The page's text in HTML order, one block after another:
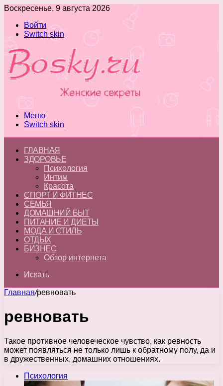
Воскресенье, 9 августа 2026
Войти
Switch skin
Меню
Switch skin
ГЛАВНАЯ
ЗДОРОВЬЕ
Психология
Интим
Красота
СПОРТ И ФИТНЕС
СЕМЬЯ
ДОМАШНИЙ БЫТ
ПИТАНИЕ И ДИЕТЫ
МОДА И СТИЛЬ
ОТДЫХ
БИЗНЕС
Обзор интернета
Искать
Главная/ревновать
ревновать
Такое противное человеческое чувство, как ревность
может появляться не только лишь к обратному полу, да и
в дружественных, домашних отношениях.
Психология